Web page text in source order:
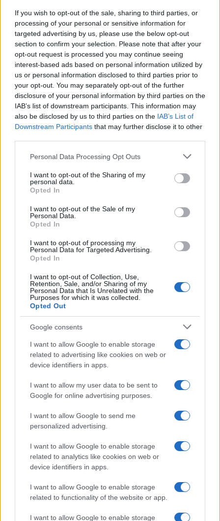
If you wish to opt-out of the sale, sharing to third parties, or
processing of your personal or sensitive information for
targeted advertising by us, please use the below opt-out
section to confirm your selection. Please note that after your
opt-out request is processed you may continue seeing
interest-based ads based on personal information utilized by
us or personal information disclosed to third parties prior to
your opt-out. You may separately opt-out of the further
disclosure of your personal information by third parties on the
IAB’s list of downstream participants. This information may
also be disclosed by us to third parties on the IAB’s List of
Downstream Participants that may further disclose it to other
Please note that this website/app uses one or more Google
not limited to your visit or usage behaviour. You may click to
grant or deny consent to Google and its third-party tags to
use your data for below specified purposes in below Google
consent section.
Personal Data Processing Opt Outs
I want to opt-out of the Sharing of my
personal data.
Opted In
I want to opt-out of the Sale of my
Personal Data.
Opted In
I want to opt-out of processing my
Personal Data for Targeted Advertising.
Opted In
I want to opt-out of Collection, Use,
Retention, Sale, and/or Sharing of my
Personal Data that Is Unrelated with the
Purposes for which it was collected.
Opted Out
Google consents
I want to allow Google to enable storage
related to advertising like cookies on web or
device identifiers in apps.
I want to allow my user data to be sent to
Google for online advertising purposes.
I want to allow Google to send me
personalized advertising.
I want to allow Google to enable storage
related to analytics like cookies on web or
device identifiers in apps.
I want to allow Google to enable storage
related to functionality of the website or app.
I want to allow Google to enable storage
Si bien el crimen fue perpetrado por un alumno, la
cuestión de fondo radica en cómo se están
gestionando las relaciones interpersonales en el
entorno escolar y qué medidas se están tomando
para abordar el conflicto antes de que se convierta
educativas implementen programas de
concientización y mediación que fomenten un
ambiente más seguro y respetuoso.
Lecciones para el futuro
Este trágico episodio debe servir como un llamado
a la acción para todos los involucrados en el ámbito
educativo. Las escuelas, universidades y
un entorno donde la violencia no tenga cabida. La
como la enseñanza de habilidades
socioemocionales, puede ayudar a prevenir
pacífica.
Además, es fundamental considerar la salud mental